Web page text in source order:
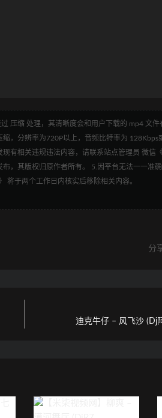
压缩 处理，其清晰度会和用户下载的 mp4 文
，分辨率为720P以上，音频比特率为 128Kbps
有相关违规违法内容，请联系站点管理员 微信
，其版权归原作者所有。 5.因平台无法一一准
将于两个工作日内核实后移除相关内容。
分
迪克牛仔 – 风飞沙 (Dj